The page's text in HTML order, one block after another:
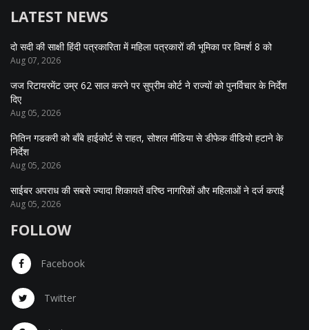
LATEST NEWS
दो सदी की साक्षी हिंदी पत्रकारिता में महिला पत्रकारों की भूमिका पर विमर्श 8 को
Aug 07, 2026
जज रिटायरमेंट उम्र 62 साल करने पर सुप्रीम कोर्ट ने राज्यों को पुनर्विचार के निर्देश
दिए
Aug 05, 2026
नितिन गडकरी को बॉंबे हाईकोर्ट से राहत, सोशल मीडिया से डीफेक वीडियो हटाने के
निर्देश
Aug 05, 2026
साईबर अपराध की सबसे ज्यादा शिकायतें वरिष्ठ नागरिकों और महिलाओं ने दर्ज कराईं
Aug 05, 2026
FOLLOW
Facebook
Twitter